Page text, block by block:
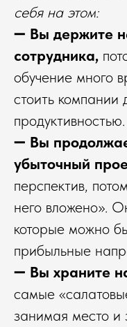
себя на этом:
➖ Вы держите
сотрудника,
обучение много
стоить компании
продуктивностью.
➖ Вы
убыточный
перспектив,
него вложено».
которые можно
прибыльные
➖ Вы храните
самые
занимая место и